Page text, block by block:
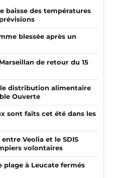
baisse des températures
blessée après un
de retour du 15
distribution alimentaire
Ouverte
sont faits cet été dans les
Veolia et le SDIS
volontaires
plage à Leucate fermés